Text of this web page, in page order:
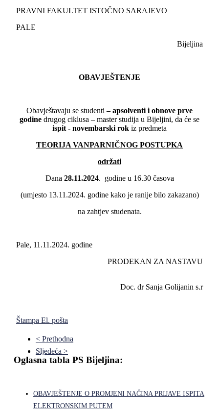
PRAVNI FAKULTET ISTOČNO SARAJEVO
PALE
Bijeljina
OBAVJEŠTENJE
Obavještavaju se studenti– apsolventi i obnove prve
godine drugog ciklusa – master studija u Bijeljini, da će se
ispit - novembarski rok iz predmeta
TEORIJA VANPARNIČNOG POSTUPKA
održati
Dana 28.11.2024. godine u 16.30 časova
(umjesto 13.11.2024. godine kako je ranije bilo zakazano)
na zahtjev studenata.
Pale, 11.11.2024. godine
PRODEKAN ZA NASTAVU
Doc. dr Sanja Golijanin s.r
Štampa El. pošta
< Prethodna
Sljedeća >
Oglasna tabla PS Bijeljina:
OBAVJEŠTENJE O PROMJENI NAČINA PRIJAVE ISPITA
ELEKTRONSKIM PUTEM